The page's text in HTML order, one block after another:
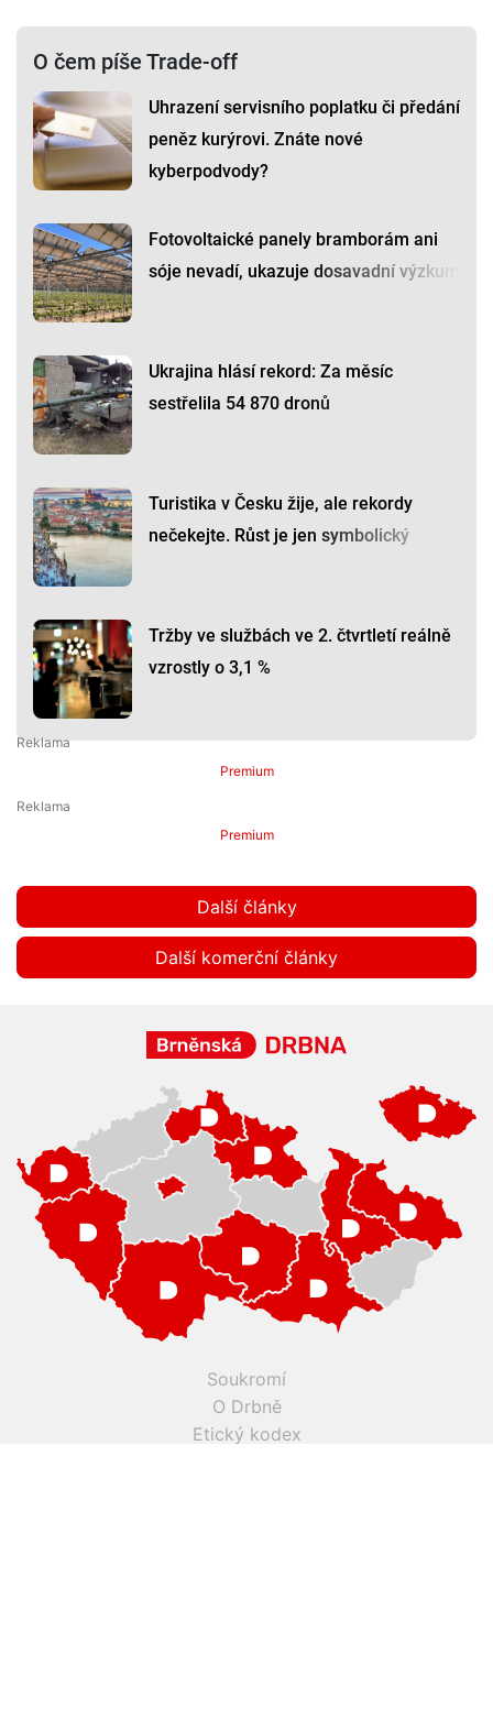
O čem píše Trade-off
Uhrazení servisního poplatku či předání
peněz kurýrovi. Znáte nové
kyberpodvody?
Fotovoltaické panely bramborám ani
sóje nevadí, ukazuje dosavadní výzkum
Ukrajina hlásí rekord: Za měsíc
sestřelila 54 870 dronů
Turistika v Česku žije, ale rekordy
nečekejte. Růst je jen symbolický
Tržby ve službách ve 2. čtvrtletí reálně
vzrostly o 3,1 %
Premium
Premium
Další články
Další komerční články
Soukromí
O Drbně
Etický kodex